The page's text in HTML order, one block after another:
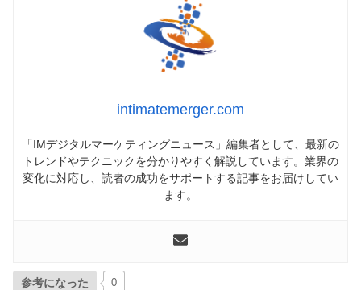
intimatemerger.com
「IMデジタルマーケティングニュース」編集者として、最新の
トレンドやテクニックを分かりやすく解説しています。業界の
変化に対応し、読者の成功をサポートする記事をお届けしてい
ます。
参考になった 0